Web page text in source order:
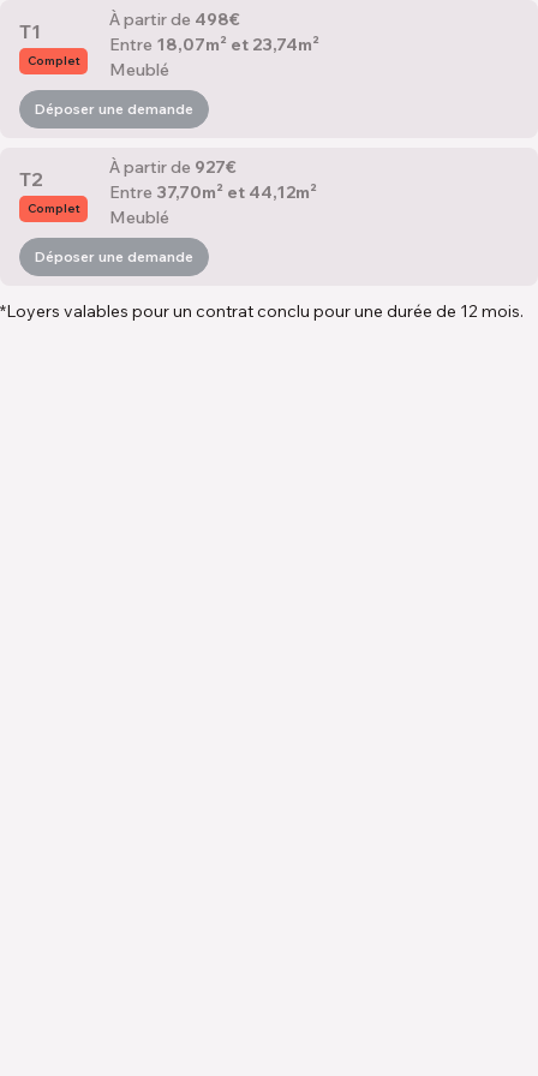
T1
Complet
À partir de 498€
Entre 18,07m² et 23,74m²
Meublé
Déposer une demande
T2
Complet
À partir de 927€
Entre 37,70m² et 44,12m²
Meublé
Déposer une demande
*Loyers valables pour un contrat conclu pour une durée de 12 mois.